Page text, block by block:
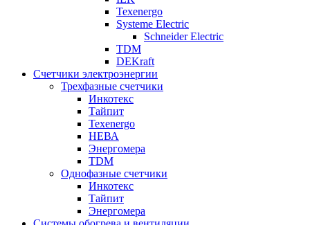
Texenergo
Systeme Electric
Schneider Electric
TDM
DEKraft
Счетчики электроэнергии
Трехфазные счетчики
Инкотекс
Тайпит
Texenergo
НЕВА
Энергомера
TDM
Однофазные счетчики
Инкотекс
Тайпит
Энергомера